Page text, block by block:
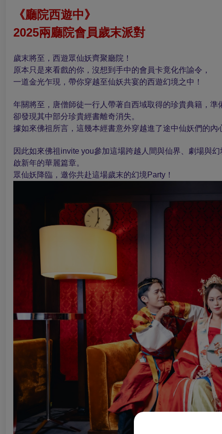
《廳院西遊中》
2025兩廳院會員歲末派對
歲末將至，西遊眾仙妖齊聚廳院！
原本只是來看戲的你，沒想到手中的會員卡竟化作諭令，
一道金光乍現，帶你穿越至仙妖共宴的西遊幻境之中！
年關將至，唐僧師徒一行人帶著自西域取得的珍貴典籍，準
卻發現其中部分珍貴經書離奇消失。
據如來佛祖所言，這幾本經書意外穿越進了途中仙妖們的內
因此如來佛祖invite you參加這場跨越人間與仙界、劇場與
啟新年的華麗篇章。
眾仙妖降臨，邀你共赴這場歲末的幻境Party！